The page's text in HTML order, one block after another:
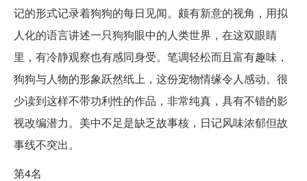
记的形式记录着狗狗的每日见闻。颇有新意的视角，用拟
人化的语言讲述一只狗狗眼中的人类世界，在这双眼睛
里，有冷静观察也有感同身受。笔调轻松而且富有趣味，
狗狗与人物的形象跃然纸上，这份宠物情缘令人感动。很
少读到这样不带功利性的作品，非常纯真，具有不错的影
视改编潜力。美中不足是缺乏故事核，日记风味浓郁但故
事线不突出。
第4名